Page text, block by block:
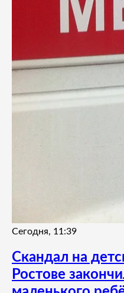
Сегодня, 11:39
Скандал на
Ростове